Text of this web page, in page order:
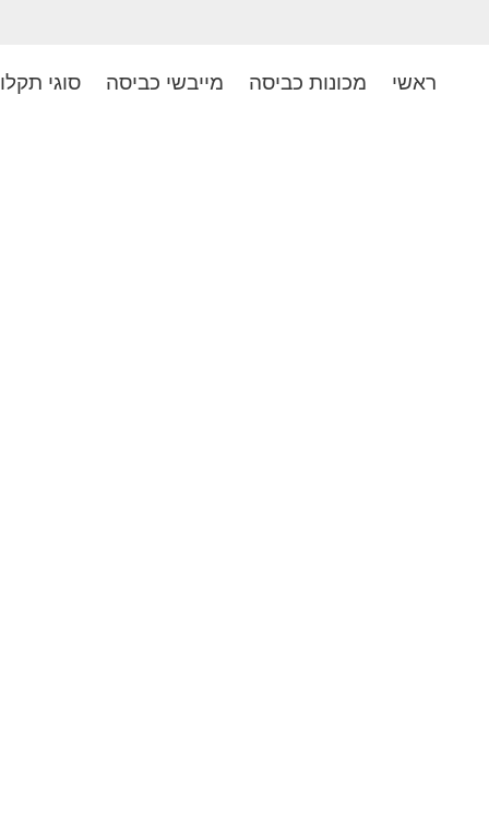
ראשי מכונות כביסה מייבשי כביסה סוגי